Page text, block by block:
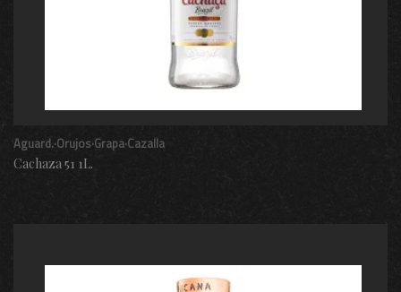
Aguard.·Orujos·Grapa·Cazalla
Cachaza 51 1L.